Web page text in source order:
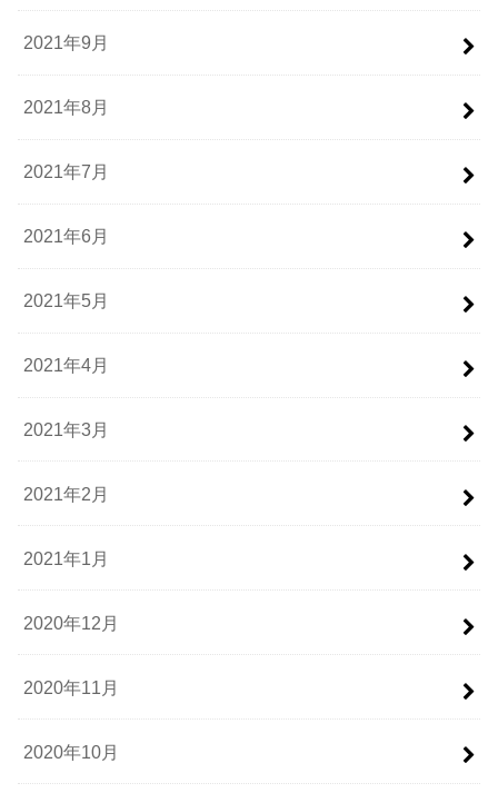
2021年9月
2021年8月
2021年7月
2021年6月
2021年5月
2021年4月
2021年3月
2021年2月
2021年1月
2020年12月
2020年11月
2020年10月